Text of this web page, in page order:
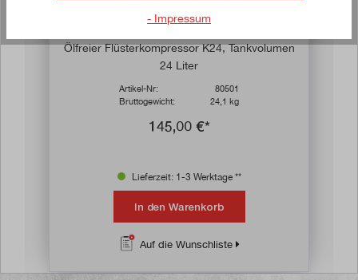
5 von 5 Sternen Durchschnittliche Bewertung von 5 von 5
Ölfreier Flüsterkompressor K24, Tankvolumen
24 Liter
Artikel-Nr:
80501
Bruttogewicht:
24,1 kg
145,00 €*
Lieferzeit: 1-3 Werktage **
In den Warenkorb
Auf die Wunschliste
- Impressum